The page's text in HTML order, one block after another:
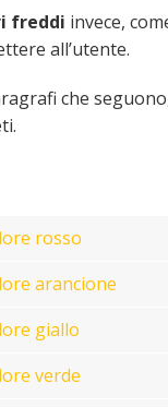
freddi invece,
all’utente.
che
rosso
arancione
giallo
verde